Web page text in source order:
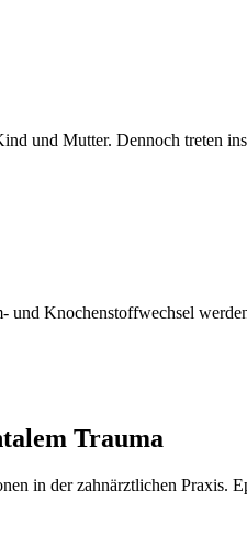
und Mutter. Dennoch treten
Knochenstoffwechsel
Trauma
in der zahnärztlichen Praxis.